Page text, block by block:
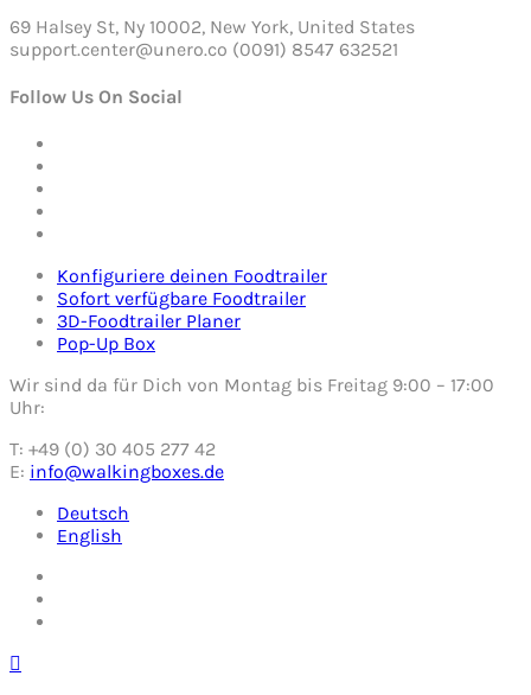
69 Halsey St, Ny 10002, New York, United States
support.center@unero.co (0091) 8547 632521
Follow Us On Social
Konfiguriere deinen Foodtrailer
Sofort verfügbare Foodtrailer
3D-Foodtrailer Planer
Pop-Up Box
Wir sind da für Dich von Montag bis Freitag 9:00 – 17:00
Uhr:
T: +49 (0) 30 405 277 42
E: info@walkingboxes.de
Deutsch
English